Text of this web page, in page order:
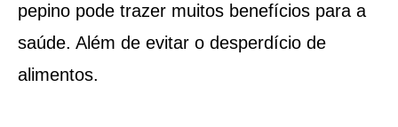
pepino pode trazer muitos benefícios para a
saúde. Além de evitar o desperdício de
alimentos.